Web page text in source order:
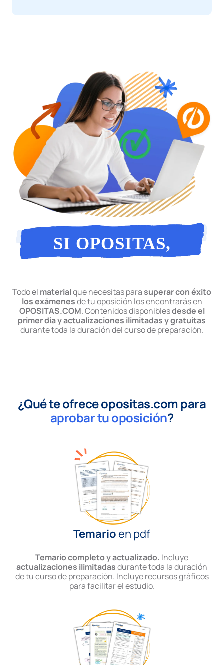
SI OPOSITAS,
OPOSITAS
Todo el materialque necesitas para superar con éxito
los exámenesde tu oposición los encontrarás en
OPOSITAS.COM. Contenidos disponiblesdesde el
primer día y actualizaciones ilimitadas y gratuitas
durante toda la duración del curso de preparación.
¿Qué te ofrece opositas.com para
aprobar tu oposición?
Temario en pdf
Temario completo y actualizado. Incluye
actualizaciones ilimitadasdurante toda la duración
de tu curso de preparación. Incluye recursos gráficos
para facilitar el estudio.